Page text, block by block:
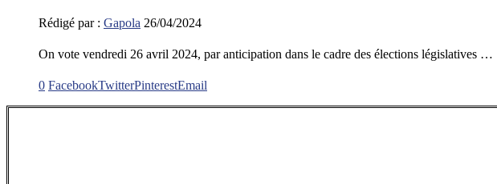
Rédigé par : Gapola 26/04/2024
On vote vendredi 26 avril 2024, par anticipation dans le cadre des élections législatives …
0 FacebookTwitterPinterestEmail